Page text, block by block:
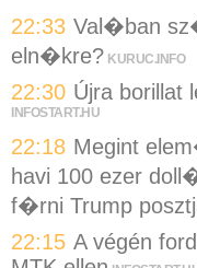
22:33 Val�ban
eln�kre? KURUC.INFO
22:30 Újra borillat
INFOSTART.HU
22:18 Megint
havi 100 ezer
f�rni Trump
22:15 A végén